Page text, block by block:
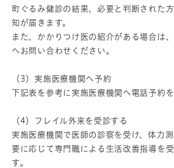
町ぐるみ健診の結果、必要と判断された
知が届きます。
また、かかりつけ医の紹介がある場合は
へお問い合わせください。
（3）実施医療機関へ予約
下記表を参考に実施医療機関へ電話予約を
（4）フレイル外来を受診する
実施医療機関で医師の診察を受け、体力
要に応じて専門職による生活改善指導を
す。